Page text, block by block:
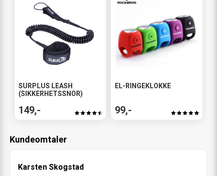
OBS! Romaskinen måler distansen i km (K).
Er du usikker på teknikken? Eller har du problemer med rygg
instruktør før du setter igang med rotrening.
Det kan være mindre avvik mellom de viste bildene og det faktiske
produktet. Vi forbeholder oss retten til å endre til tilsvarende
SURPLUS LEASH
(SIKKERHETSSNOR)
149,-
EL-RINGEKLOKKE
99,-
Kundeomtaler
Karsten Skogstad